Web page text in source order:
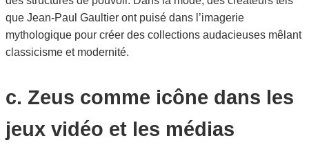
que Jean-Paul Gaultier ont puisé dans l’imagerie
mythologique pour créer des collections audacieuses mêlant
classicisme et modernité.
c. Zeus comme icône dans les
jeux vidéo et les médias